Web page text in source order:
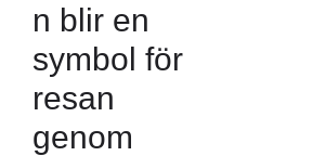
n blir en
symbol för
resan
genom